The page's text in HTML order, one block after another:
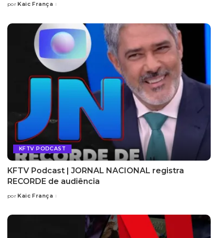
por Kaic França
KFTV PODCAST
KFTV Podcast | JORNAL NACIONAL registra
RECORDE de audiência
por Kaic França